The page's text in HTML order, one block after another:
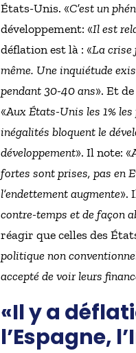
États-Unis. «C’est un
développement: «Il est
déflation est là : «La crise
même. Une inquiétude
pendant 30-40 ans». Et
«Aux États-Unis les 1%
inégalités bloquent le
développement». Il note: «
fortes sont prises, pas en
l’endettement augmente».
contre-temps et de façon
réagir que celles des
politique non
accepté de voir leurs
«Il y a
l’Espagne,